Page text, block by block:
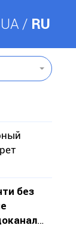
UA RU
без